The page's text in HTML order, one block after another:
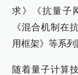
求》《抗量子
《混合机制在
用框架》等系列
随着量子计算